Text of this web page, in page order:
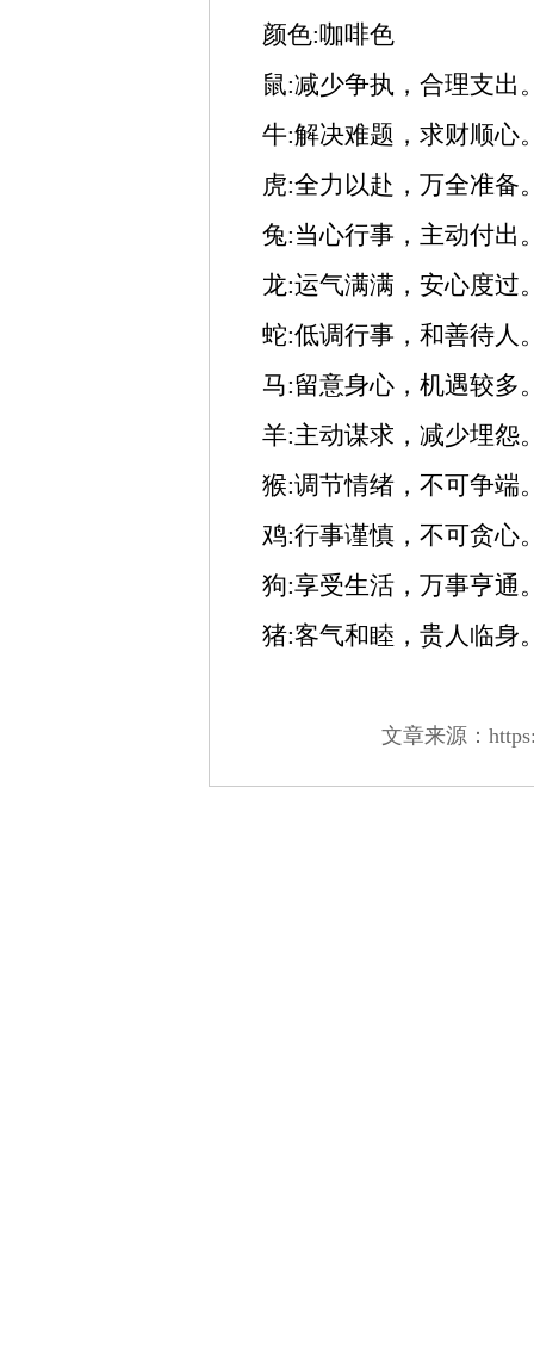
颜色:咖啡色
鼠:减少争执，合理支出
牛:解决难题，求财顺心
虎:全力以赴，万全准备
兔:当心行事，主动付出
龙:运气满满，安心度过
蛇:低调行事，和善待人
马:留意身心，机遇较多
羊:主动谋求，减少埋怨
猴:调节情绪，不可争端
鸡:行事谨慎，不可贪心
狗:享受生活，万事亨通
猪:客气和睦，贵人临身
文章来源：